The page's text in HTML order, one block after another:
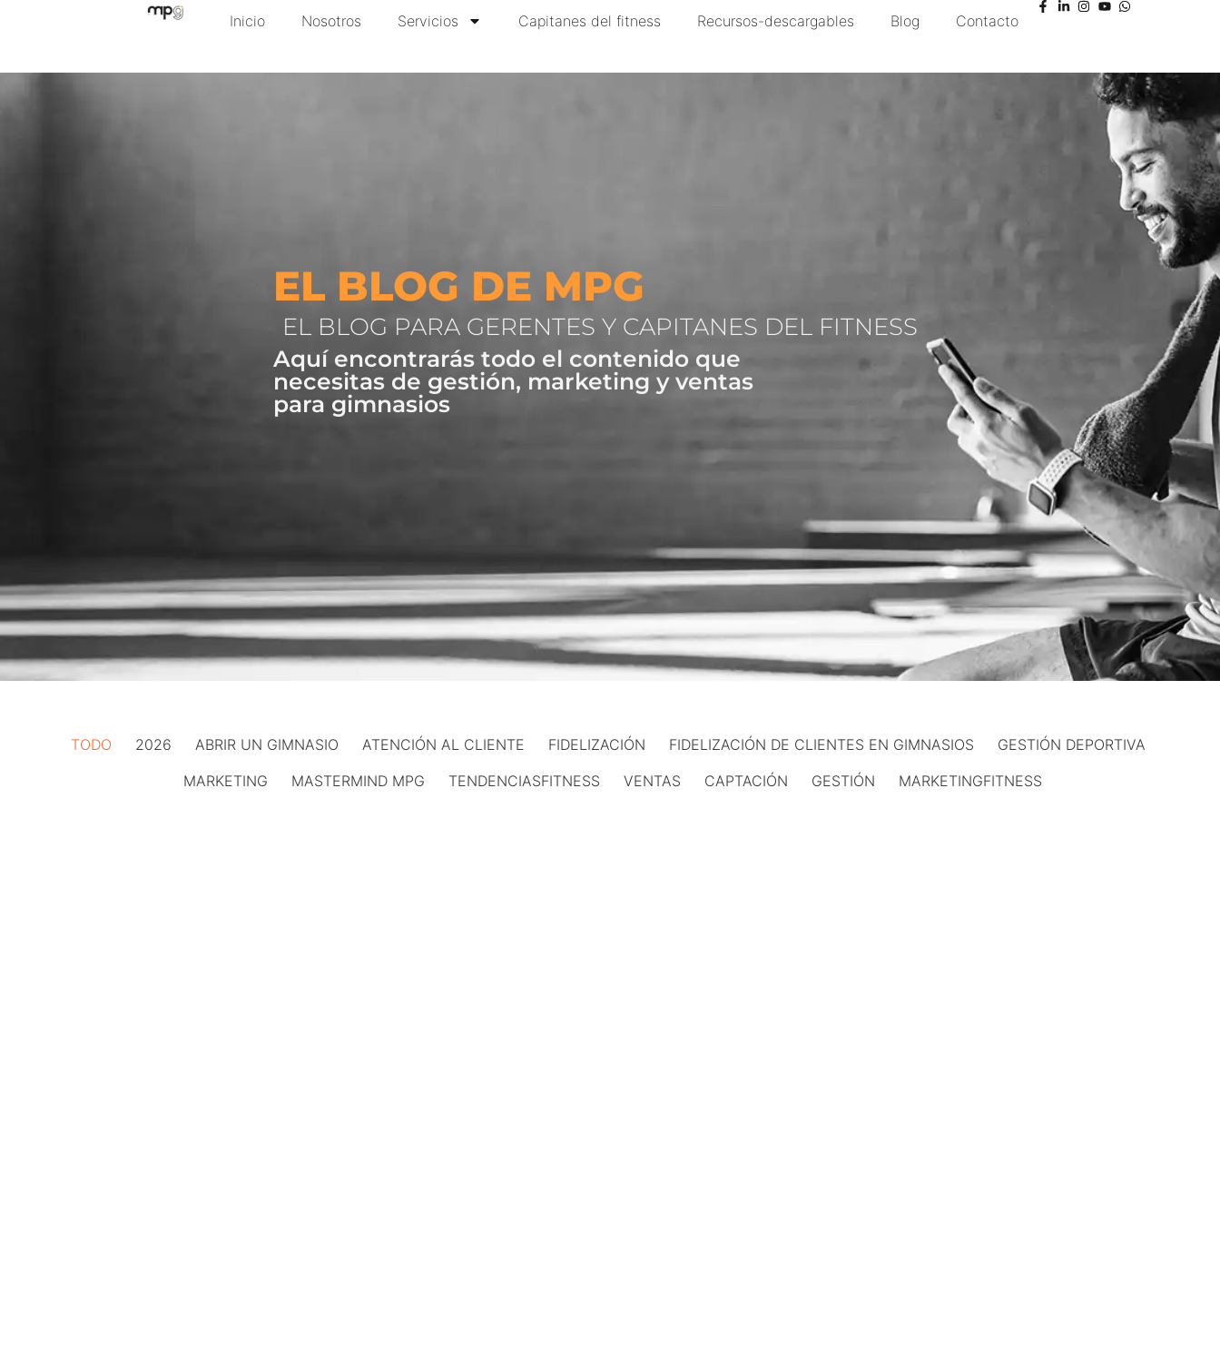
Inicio Nosotros Servicios Capitanes del fitness Recursos-descargables Blog Contacto
EL BLOG DE MPG
EL BLOG PARA GERENTES Y CAPITANES DEL FITNESS
Aquí encontrarás todo el contenido que
necesitas de gestión, marketing y ventas
para gimnasios
TODO 2026 ABRIR UN GIMNASIO ATENCIÓN AL CLIENTE FIDELIZACIÓN FIDELIZACIÓN DE CLIENTES EN GIMNASIOS
GESTIÓN DEPORTIVA
MARKETING
MASTERMIND MPG TENDENCIASFITNESS VENTAS CAPTACIÓN GESTIÓN MARKETINGFITNESS